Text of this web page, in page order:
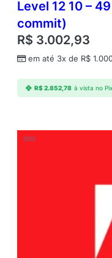
a
n
g
a
g
n
Level 12 10 –
commit)
R$ 3.002,93
em até 3x de R$
R$2.852,78 à vista no